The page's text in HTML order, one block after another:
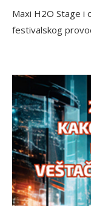
Maxi H2O Stage i
festivalskog